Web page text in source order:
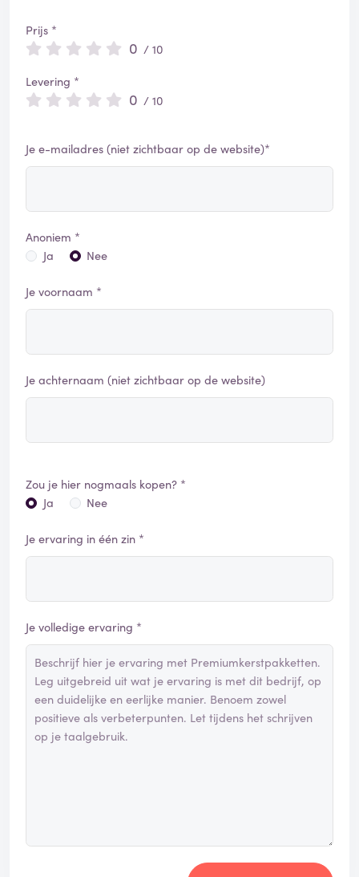
Prijs *
0 / 10
Levering *
0 / 10
Je e-mailadres (niet zichtbaar op de website)*
Anoniem *
Ja
Nee
Je voornaam *
Je achternaam (niet zichtbaar op de website)
Zou je hier nogmaals kopen? *
Ja
Nee
Je ervaring in één zin *
Je volledige ervaring *